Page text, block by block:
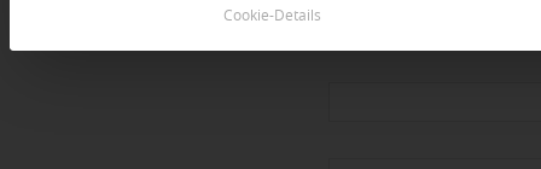
Cookie-Details